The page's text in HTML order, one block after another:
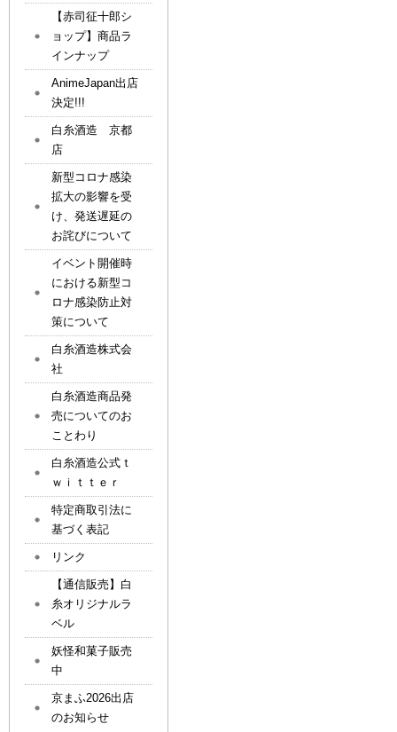
【赤司征十郎シ
ョップ】商品ラ
インナップ
AnimeJapan出店
決定!!!
白糸酒造 京都
店
新型コロナ感染
拡大の影響を受
け、発送遅延の
お詫びについて
イベント開催時
における新型コ
ロナ感染防止対
策について
白糸酒造株式会
社
白糸酒造商品発
売についてのお
ことわり
白糸酒造公式ｔ
ｗｉｔｔｅｒ
特定商取引法に
基づく表記
リンク
【通信販売】白
糸オリジナルラ
ベル
妖怪和菓子販売
中
京まふ2026出店
のお知らせ